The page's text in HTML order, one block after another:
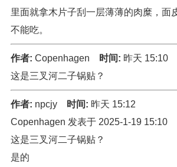
里面就拿木片子刮一层薄薄的肉糜，面
不能吃。
作者: Copenhagen 时间: 昨天 15:10
这是三叉河二子锅贴？
作者: npcjy 时间: 昨天 15:12
Copenhagen 发表于 2025-1-19 15:10
这是三叉河二子锅贴？
是的